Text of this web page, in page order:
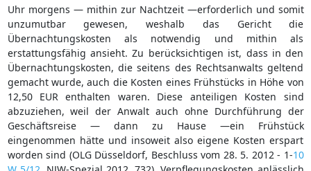
Uhr morgens — mithin zur Nachtzeit —erforderlich und somit
unzumutbar gewesen, weshalb das Gericht die
Übernachtungskosten als notwendig und mithin als
erstattungsfähig ansieht. Zu berücksichtigen ist, dass in den
Übernachtungskosten, die seitens des Rechtsanwalts geltend
gemacht wurde, auch die Kosten eines Frühstücks in Höhe von
12,50 EUR enthalten waren. Diese anteiligen Kosten sind
abzuziehen, weil der Anwalt auch ohne Durchführung der
Geschäftsreise — dann zu Hause —ein Frühstück
eingenommen hätte und insoweit also eigene Kosten erspart
worden sind (OLG Düsseldorf, Beschluss vom 28. 5. 2012 - 1-10